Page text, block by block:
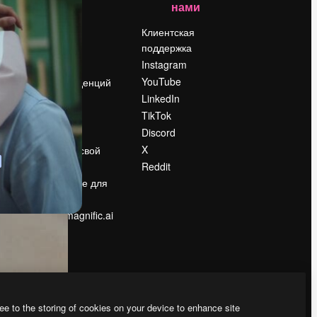
Reviews
Вакансии
Поиск тенденций
Блог
События
Slidesgo
Продайте свой
контент
Помещение для
Ищете magnific.ai
нами
Клиентская
поддержка
Instagram
YouTube
LinkedIn
TikTok
Discord
X
Reddit
to the storing of cookies on your device to enhance site